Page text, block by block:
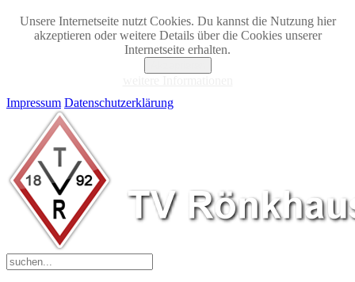
Unsere Internetseite nutzt Cookies. Du kannst die Nutzung hier
akzeptieren oder weitere Details über die Cookies unserer
Internetseite erhalten.
Impressum Datenschutzerklärung